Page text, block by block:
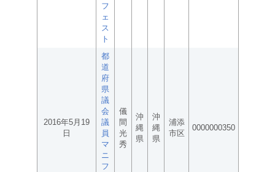
フ
ェ
ス
ト
2016年5月19
日
都
道
府
県
議
会
議
員
マ
ニ
フ
儀
間
光
秀
沖
縄
県
沖
縄
県
浦添
市区
0000000350